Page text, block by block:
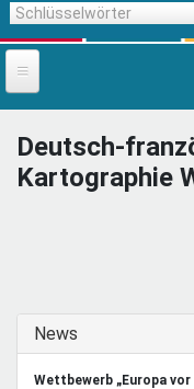
Startseite
News
Jugendnetz
Schule & Beruf
Deutsch-
Kartographie
Ausblenden
News
Wettbewerb „Europa